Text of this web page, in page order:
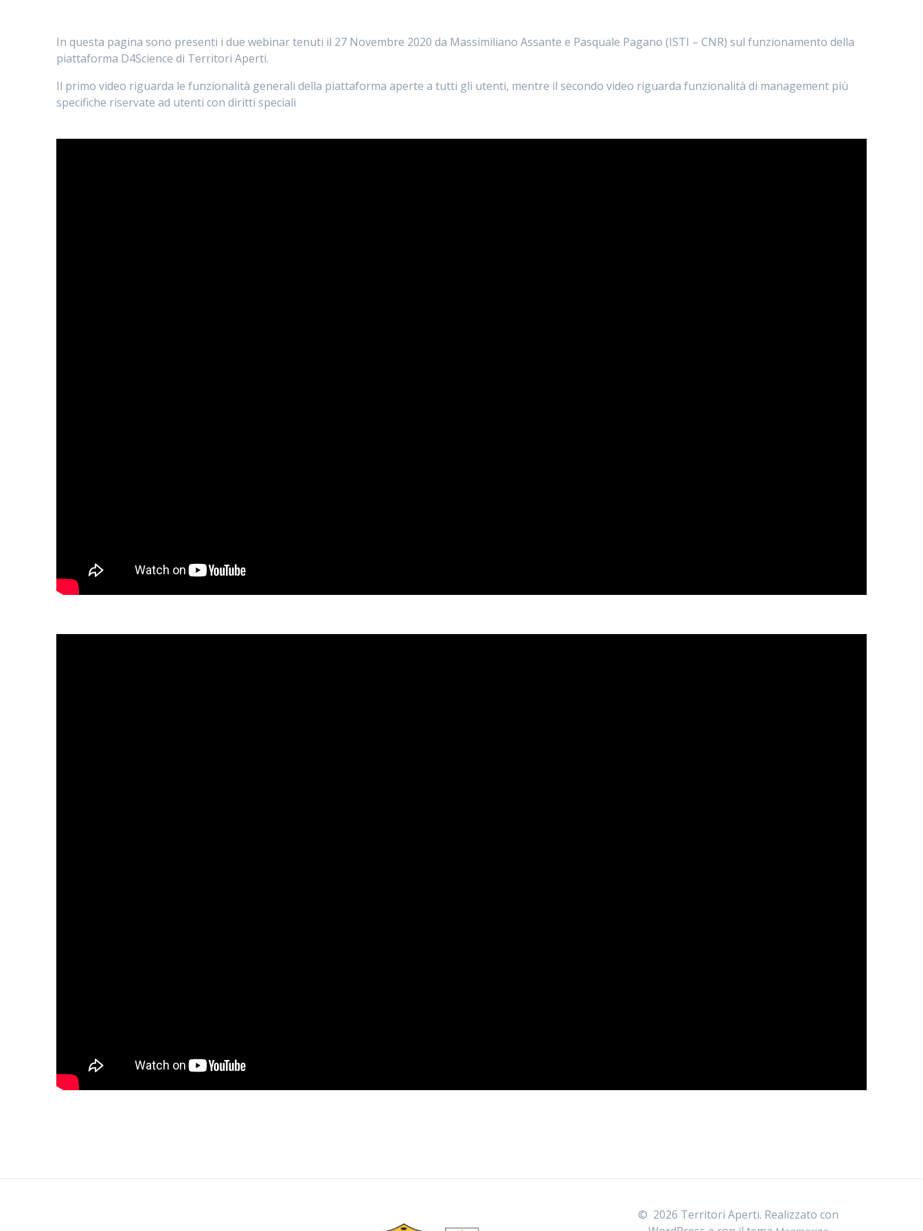
In questa pagina sono presenti i due webinar tenuti il 27 Novembre 2020 da Massimiliano Assante e Pasquale Pagano (ISTI – CNR) sul funzionamento della
piattaforma D4Science di Territori Aperti.
Il primo video riguarda le funzionalità generali della piattaforma aperte a tutti gli utenti, mentre il secondo video riguarda funzionalità di management più
specifiche riservate ad utenti con diritti speciali
© 2026 Territori Aperti. Realizzato con